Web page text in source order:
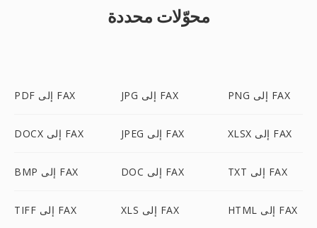
محوّلات محددة
PDF إلى FAX JPG إلى FAX PNG إلى FAX
DOCX إلى FAX JPEG إلى FAX XLSX إلى FAX
BMP إلى FAX DOC إلى FAX TXT إلى FAX
TIFF إلى FAX XLS إلى FAX HTML إلى FAX